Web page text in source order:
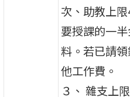
次、助教上
要授課的一
料。若已請
他工作費。
３、 雜支上